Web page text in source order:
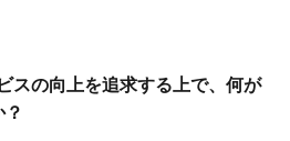
の向上を追求する上で、何が